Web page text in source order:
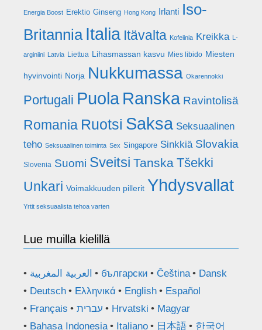
Energia Boost Erektio Ginseng Hong Kong Irlanti Iso-
Britannia Italia Itävalta Kofeiinia Kreikka L-
arginiini Latvia Liettua Lihasmassan kasvu Mies libido Miesten
hyvinvointi Norja Nukkumassa Okarennokki
Portugali Puola Ranska Ravintolisä
Romania Ruotsi Saksa Seksuaalinen
teho Seksuaalinen toiminta Sex Singapore Sinkkiä Slovakia
Slovenia Suomi Sveitsi Tanska Tšekki
Unkari Voimakkuuden pillerit Yhdysvallat
Yrtit seksuaalista tehoa varten
Lue muilla kielillä
العربية المغربية български Čeština
Dansk
Deutsch
Ελληνικά English
Español
Français
עברית Hrvatski
Magyar
Bahasa Indonesia
Italiano 日本語
한국어